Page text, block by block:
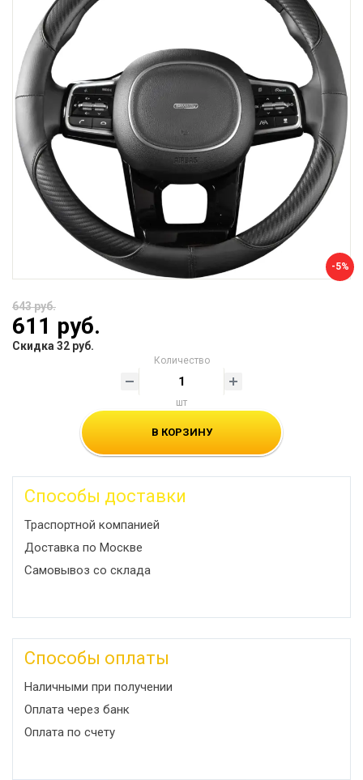
-5%
643 руб.
611 руб.
Скидка 32 руб.
Количество
шт
В КОРЗИНУ
Способы доставки
Траспортной компанией
Доставка по Москве
Самовывоз со склада
Способы оплаты
Наличными при получении
Оплата через банк
Оплата по счету